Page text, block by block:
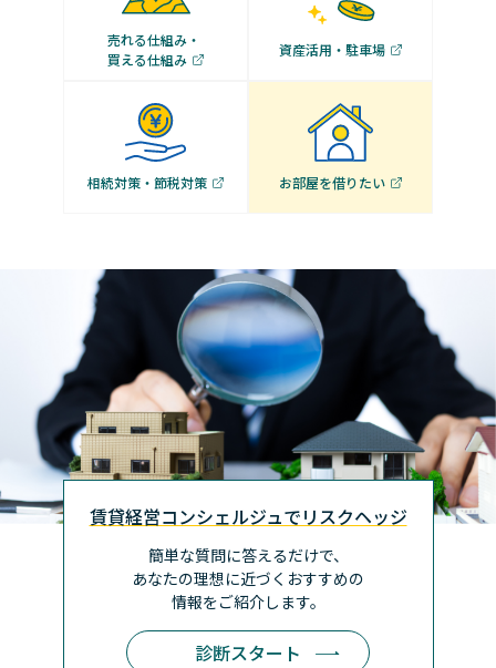
売れる仕組み・
買える仕組み
資産活用・駐車場
相続対策・節税対策 お部屋を借りたい
賃貸経営コンシェルジュでリスクヘッジ
簡単な質問に答えるだけで、
あなたの理想に近づく おすすめの
情報をご紹介します。
診断スタート